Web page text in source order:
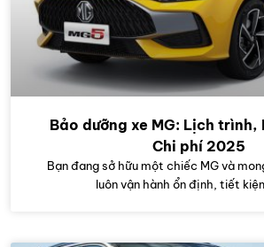
Bảo dưỡng xe MG: Lịch trình,
Chi phí 2025
Bạn đang sở hữu một chiếc MG và
luôn vận hành ổn định, tiết